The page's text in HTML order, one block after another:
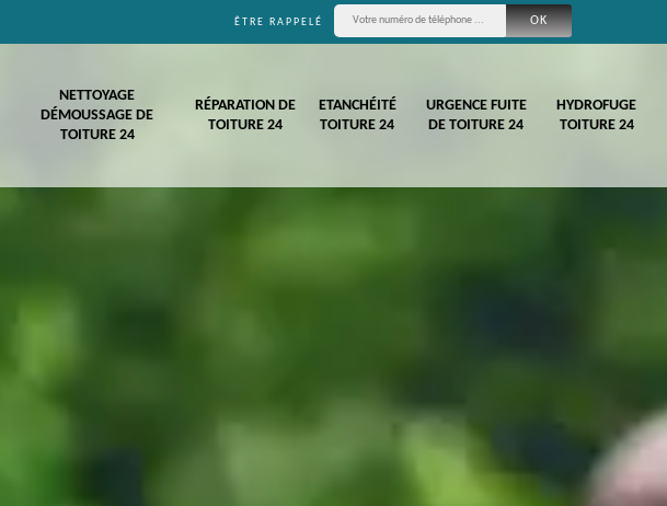
ÊTRE RAPPELÉ
NETTOYAGE
DÉMOUSSAGE DE
TOITURE 24
RÉPARATION DE
TOITURE 24
ETANCHÉITÉ
TOITURE 24
URGENCE FUITE
DE TOITURE 24
HYDROFUGE
TOITURE 24